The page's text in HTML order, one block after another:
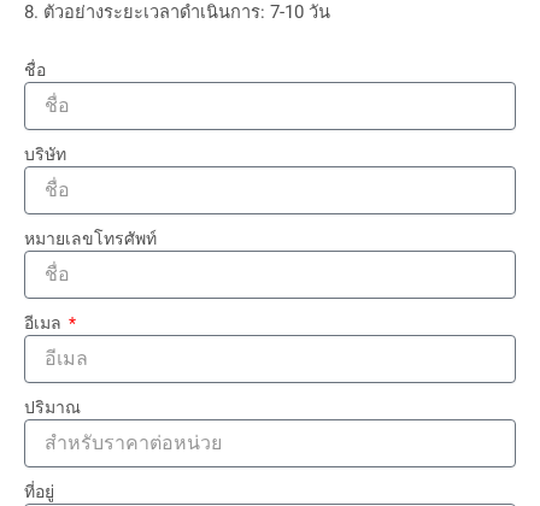
8. ตัวอย่างระยะเวลาดำเนินการ: 7-10 วัน
ชื่อ
บริษัท
หมายเลขโทรศัพท์
อีเมล
ปริมาณ
ที่อยู่